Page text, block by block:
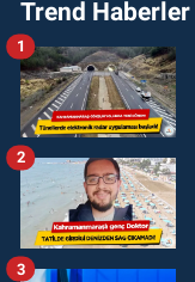
Trend Haberler
1
2
3